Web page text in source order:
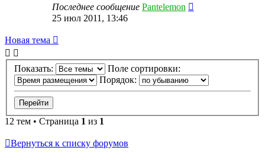
Последнее сообщение Pantelemon
25 июл 2011, 13:46
Новая тема
Показать:
Поле сортировки:
Порядок:
12 тем • Страница 1 из 1
Вернуться к списку форумов